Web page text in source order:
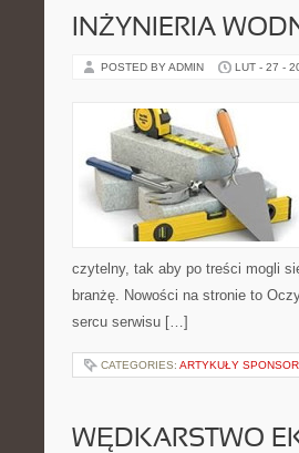
INŻYNIERIA
POSTED BY ADMIN LUT - 27 -
czytelny, tak aby po treści mogli
branżę. Nowości na stronie to
sercu serwisu […]
CATEGORIES: ARTYKUŁY
WĘDKARSTWO